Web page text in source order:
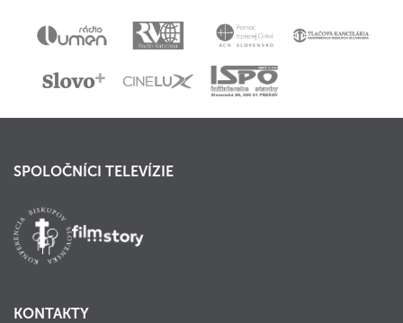
SPOLOČNÍCI TELEVÍZIE
KONTAKTY